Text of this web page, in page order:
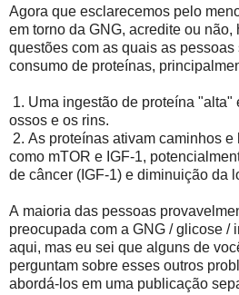
Agora que esclarecemos pelo
em torno da GNG, acredite ou não,
questões com as quais as
consumo de proteínas,
1. Uma ingestão de proteína "alta"
ossos e os rins.
2. As proteínas ativam caminhos
como mTOR e IGF-1,
de câncer (IGF-1) e diminuição da
A maioria das pessoas
preocupada com a GNG / glicose /
aqui, mas eu sei que alguns de
perguntam sobre esses outros
abordá-los em uma publicação